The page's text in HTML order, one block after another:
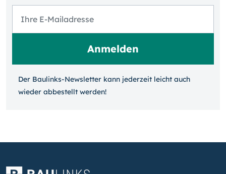
Der Baulinks-Newsletter kann jeder­zeit leicht auch
wieder ab­bestellt werden!